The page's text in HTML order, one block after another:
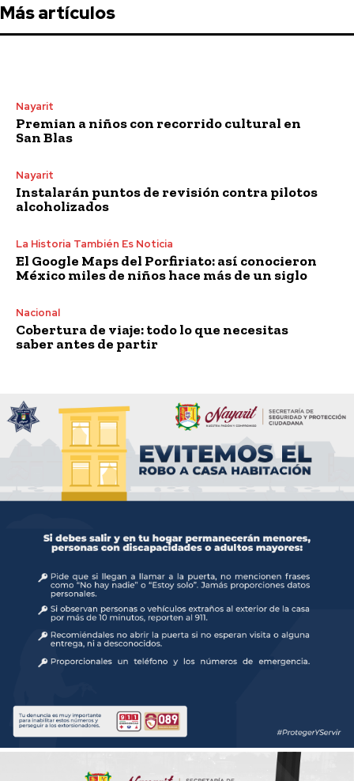
Más artículos
Nayarit
Premian a niños con recorrido cultural en
San Blas
Nayarit
Instalarán puntos de revisión contra pilotos
alcoholizados
La Historia También Es Noticia
El Google Maps del Porfiriato: así conocieron
México miles de niños hace más de un siglo
Nacional
Cobertura de viaje: todo lo que necesitas
saber antes de partir